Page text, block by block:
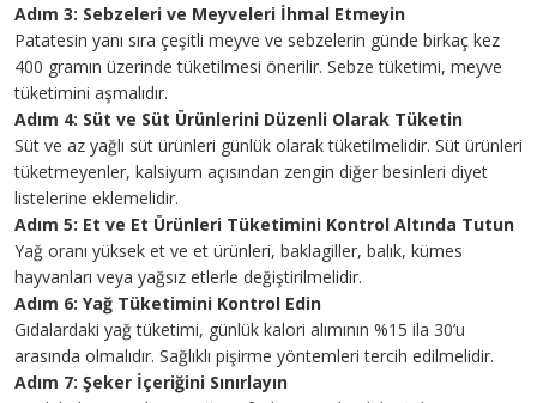
Adım 3: Sebzeleri ve Meyveleri İhmal Etmeyin
Patatesin yanı sıra çeşitli meyve ve sebzelerin günde birkaç kez
400 gramın üzerinde tüketilmesi önerilir. Sebze tüketimi, meyve
tüketimini aşmalıdır.
Adım 4: Süt ve Süt Ürünlerini Düzenli Olarak Tüketin
Süt ve az yağlı süt ürünleri günlük olarak tüketilmelidir. Süt ürünleri
tüketmeyenler, kalsiyum açısından zengin diğer besinleri diyet
listelerine eklemelidir.
Adım 5: Et ve Et Ürünleri Tüketimini Kontrol Altında Tutun
Yağ oranı yüksek et ve et ürünleri, baklagiller, balık, kümes
hayvanları veya yağsız etlerle değiştirilmelidir.
Adım 6: Yağ Tüketimini Kontrol Edin
Gıdalardaki yağ tüketimi, günlük kalori alımının %15 ila 30’u
arasında olmalıdır. Sağlıklı pişirme yöntemleri tercih edilmelidir.
Adım 7: Şeker İçeriğini Sınırlayın